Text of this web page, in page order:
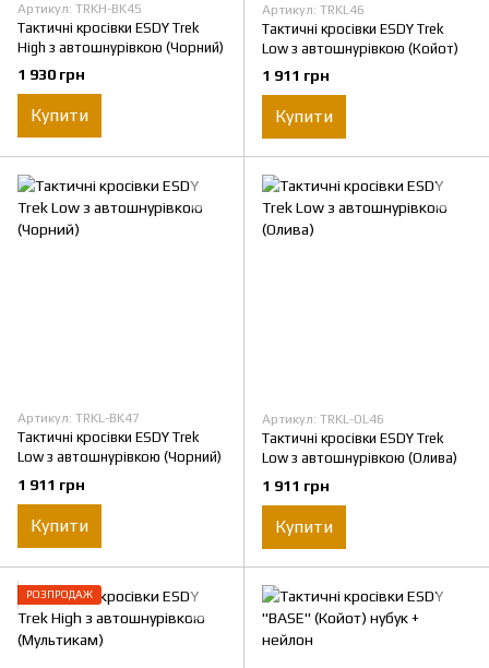
Артикул: TRKH-BK45
Тактичні кросівки ESDY Trek
High з автошнурівкою (Чорний)
1 930 грн
Купити
Артикул: TRKL46
Тактичні кросівки ESDY Trek
Low з автошнурівкою (Койот)
1 911 грн
Купити
Артикул: TRKL-BK47
Тактичні кросівки ESDY Trek
Low з автошнурівкою (Чорний)
1 911 грн
Купити
Артикул: TRKL-OL46
Тактичні кросівки ESDY Trek
Low з автошнурівкою (Олива)
1 911 грн
Купити
РОЗПРОДАЖ